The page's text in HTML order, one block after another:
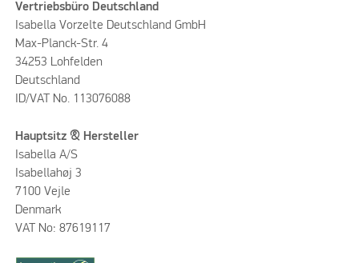
Vertriebsbüro Deutschland
Isabella Vorzelte Deutschland GmbH
Max-Planck-Str. 4
34253 Lohfelden
Deutschland
ID/VAT No. 113076088
Hauptsitz & Hersteller
Isabella A/S
Isabellahøj 3
7100 Vejle
Denmark
VAT No: 87619117